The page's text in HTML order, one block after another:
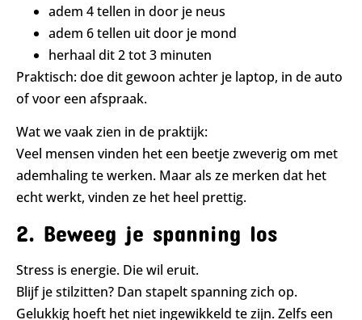
adem 4 tellen in door je neus
adem 6 tellen uit door je mond
herhaal dit 2 tot 3 minuten
Praktisch: doe dit gewoon achter je laptop, in de auto
of voor een afspraak.
Wat we vaak zien in de praktijk:
Veel mensen vinden het een beetje zweverig om met
ademhaling te werken. Maar als ze merken dat het
echt werkt, vinden ze het heel prettig.
2. Beweeg je spanning los
Stress is energie. Die wil eruit.
Blijf je stilzitten? Dan stapelt spanning zich op.
Gelukkig hoeft het niet ingewikkeld te zijn. Zelfs een